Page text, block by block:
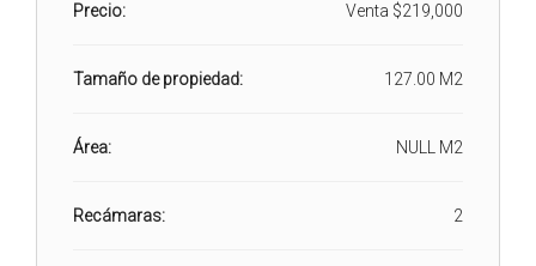
Precio: Venta $219,000
Tamaño de propiedad: 127.00 M2
Área: NULL M2
Recámaras: 2